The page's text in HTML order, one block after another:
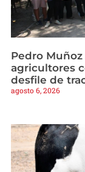
Pedro
agricultores
desfile de
agosto 6, 2026